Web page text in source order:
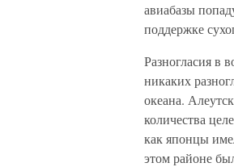
авиабазы
поддержке
Разногласия в
никаких
океана.
количества
как японцы
этом районе